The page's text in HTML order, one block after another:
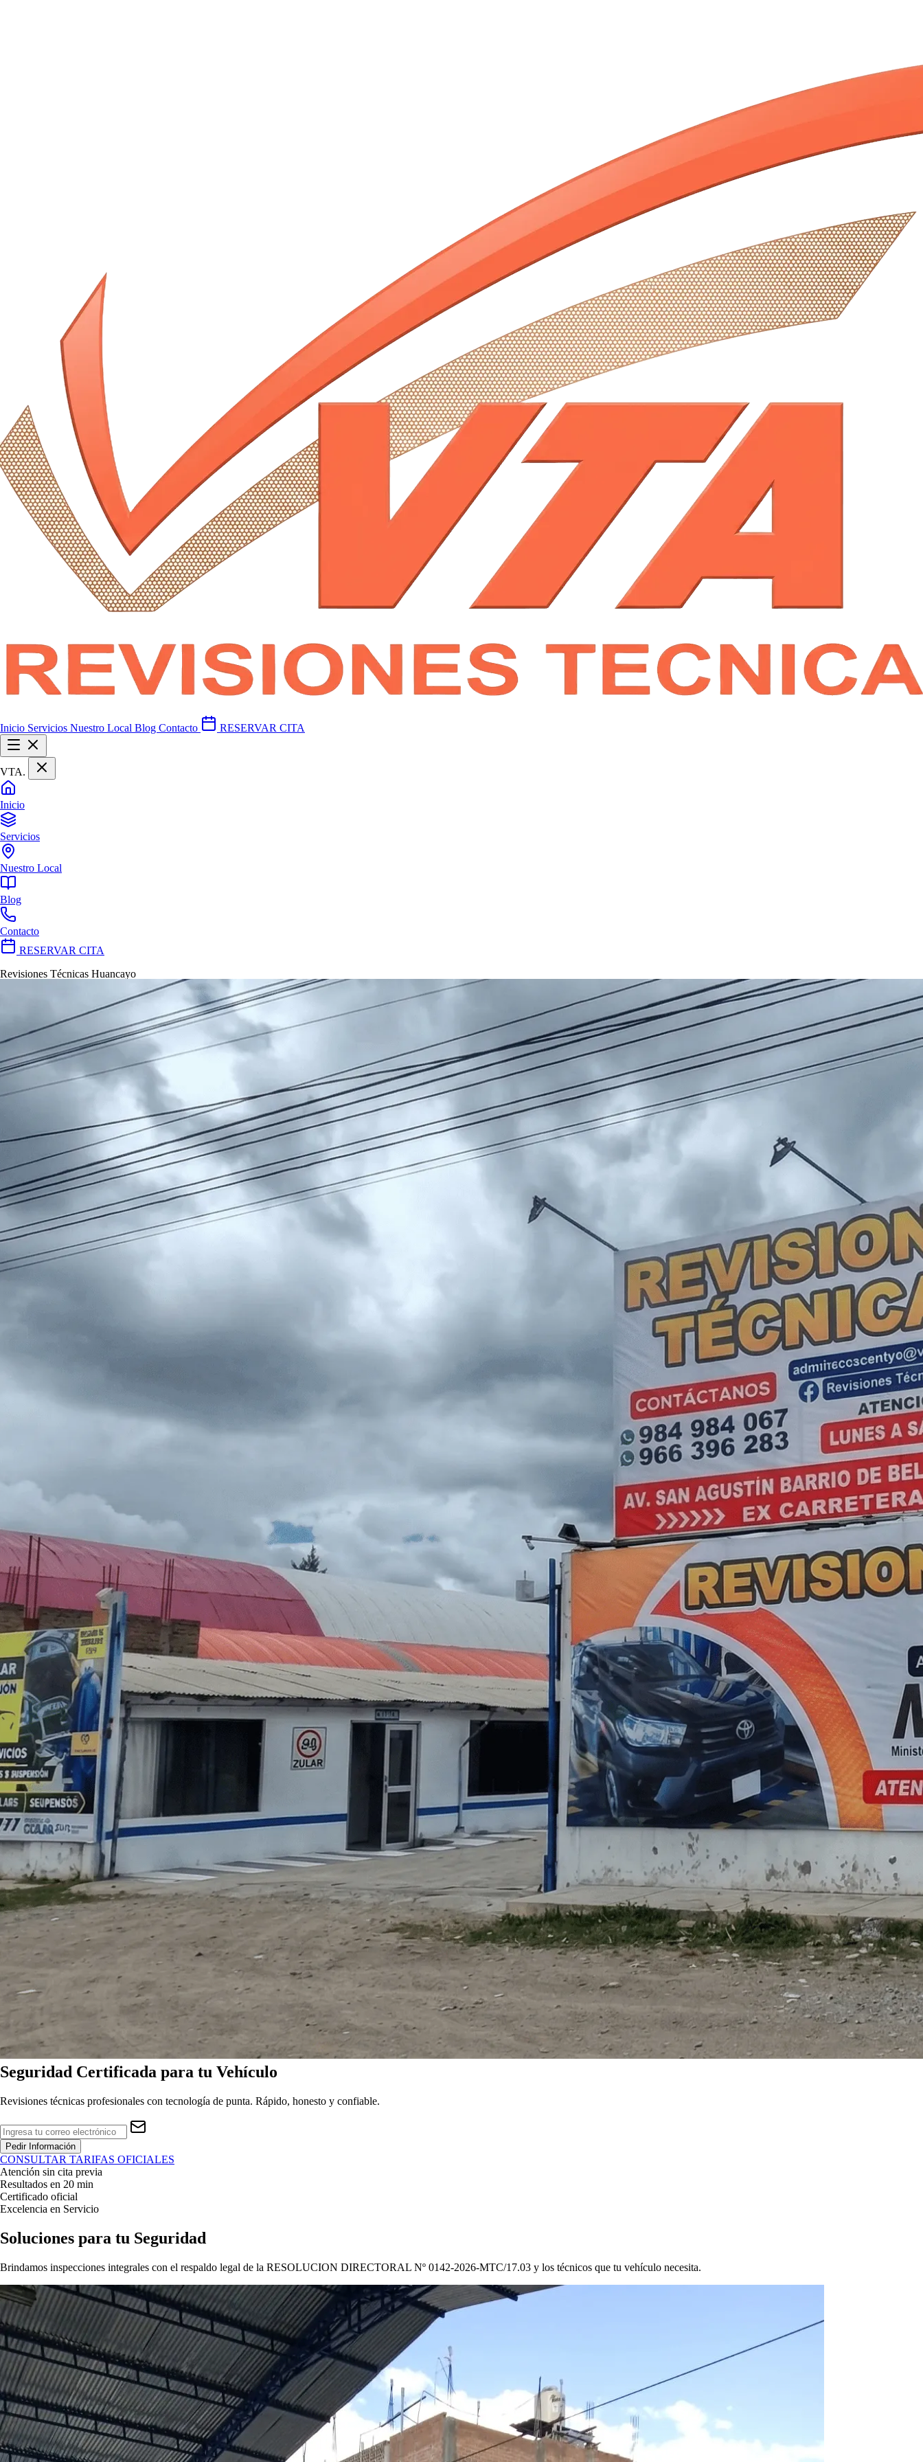
Inicio Servicios Nuestro Local Blog Contacto RESERVAR CITA
VTA.
Inicio
Servicios
Nuestro Local
Blog
Contacto
RESERVAR CITA
Revisiones Técnicas Huancayo
Seguridad Certificada para tu Vehículo
Revisiones técnicas profesionales con tecnología de punta. Rápido, honesto y confiable.
Pedir Información
CONSULTAR TARIFAS OFICIALES
Atención sin cita previa
Resultados en 20 min
Certificado oficial
Excelencia en Servicio
Soluciones para tu Seguridad
Brindamos inspecciones integrales con el respaldo legal de la RESOLUCION DIRECTORAL Nº 0142-2026-MTC/17.03 y los técnicos que tu vehículo necesita.